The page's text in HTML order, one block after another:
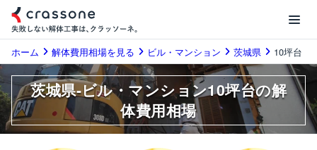
ホーム 解体費用相場を見る ビル・マンション 茨城県 10坪台
茨城県-ビル・マンション10坪台の解
体費用相場